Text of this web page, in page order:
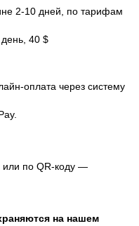
2-10 дней, по тарифам
40 $
оплата через систему
или по QR-коду —
на нашем